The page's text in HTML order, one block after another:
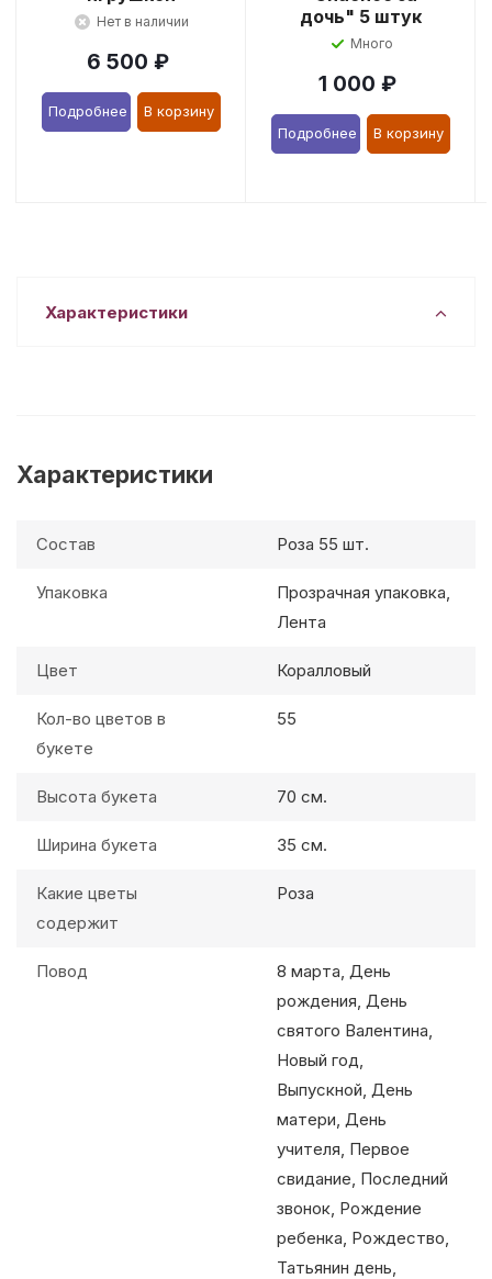
Нет в наличии
6 500 ₽
Подробнее В корзину
дочь" 5 штук
Много
1 000 ₽
Подробнее В корзину
Характеристики
Характеристики
Состав Роза 55 шт.
Упаковка
Прозрачная упаковка,
Лента
Цвет Коралловый
Кол-во цветов в
букете
55
Высота букета 70 см.
Ширина букета 35 см.
Какие цветы
содержит
Роза
Повод
8 марта, День
рождения, День
святого Валентина,
Новый год,
Выпускной, День
матери, День
учителя, Первое
свидание, Последний
звонок, Рождение
ребенка, Рождество,
Татьянин день,